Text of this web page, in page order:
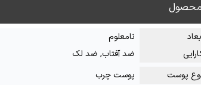
نامعلوم
ضد آفتاب, ضد لک
پوست
پوست چرب